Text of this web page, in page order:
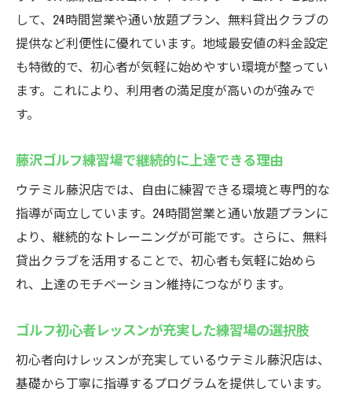
して、24時間営業や通い放題プラン、無料貸出クラブの
提供など利便性に優れています。地域最安値の料金設定
も特徴的で、初心者が気軽に始めやすい環境が整ってい
ます。これにより、利用者の満足度が高いのが強みで
す。
藤沢ゴルフ練習場で継続的に上達できる理由
ウテミル藤沢店では、自由に練習できる環境と専門的な
指導が両立しています。24時間営業と通い放題プランに
より、継続的なトレーニングが可能です。さらに、無料
貸出クラブを活用することで、初心者も気軽に始めら
れ、上達のモチベーション維持につながります。
ゴルフ初心者レッスンが充実した練習場の選択肢
初心者向けレッスンが充実しているウテミル藤沢店は、
基礎から丁寧に指導するプログラムを提供しています。